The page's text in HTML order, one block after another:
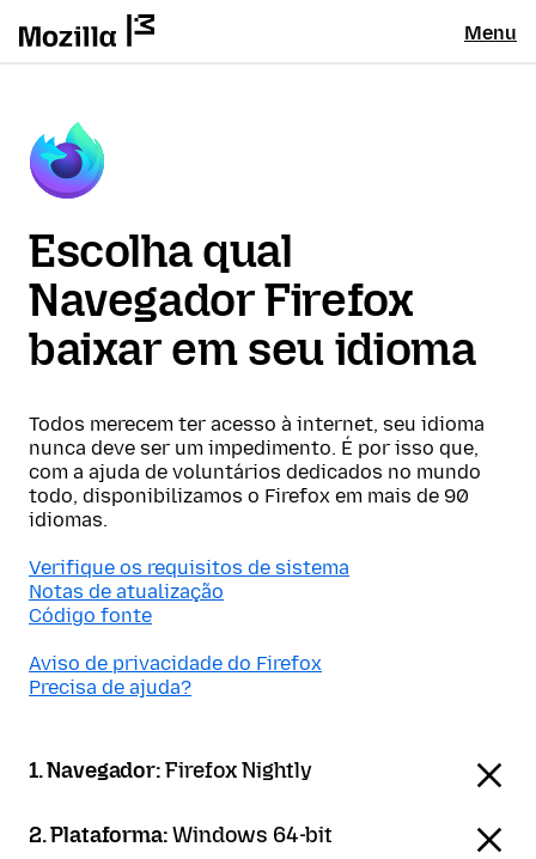
Menu
Escolha qual
Navegador Firefox
baixar em seu idioma
Todos merecem ter acesso à internet, seu idioma
nunca deve ser um impedimento. É por isso que,
com a ajuda de voluntários dedicados no mundo
todo, disponibilizamos o Firefox em mais de 90
idiomas.
Verifique os requisitos de sistema
Notas de atualização
Código fonte
Aviso de privacidade do Firefox
Precisa de ajuda?
1. Navegador:Firefox Nightly
2. Plataforma:Windows 64-bit